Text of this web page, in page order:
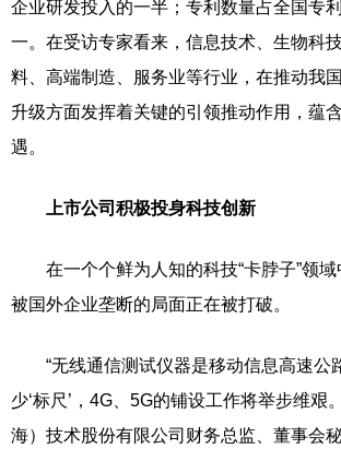
企业研发投入的一半；专利数量占全国专
一。在受访专家看来，信息技术、生物科
料、高端制造、服务业等行业，在推动我
升级方面发挥着关键的引领推动作用，蕴
遇。
上市公司积极投身科技创新
在一个个鲜为人知的科技“卡脖子”领域
被国外企业垄断的局面正在被打破。
“无线通信测试仪器是移动信息高速公路
少‘标尺’，4G、5G的铺设工作将举步维艰
海）技术股份有限公司财务总监、董事会